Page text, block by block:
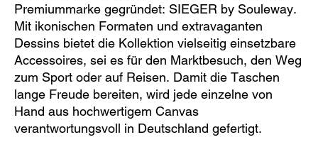
Premiummarke gegründet: SIEGER by Souleway.
Mit ikonischen Formaten und extravaganten
Dessins bietet die Kollektion vielseitig einsetzbare
Accessoires, sei es für den Marktbesuch, den Weg
zum Sport oder auf Reisen. Damit die Taschen
lange Freude bereiten, wird jede einzelne von
Hand aus hochwertigem Canvas
verantwortungsvoll in Deutschland gefertigt.